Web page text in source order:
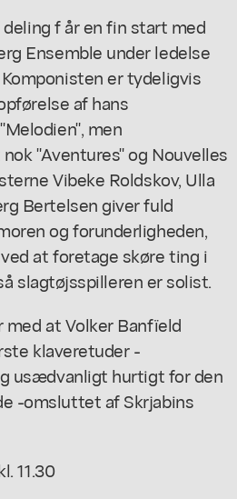
f år en fin start med
Ensemble under ledelse
er tydeligvis
af hans
men
"Aventures" og Nouvelles
Vibeke Roldskov, Ulla
Bertelsen giver fuld
og forunderligheden,
at foretage skøre ting i
slagtøjsspilleren er solist.
med at Volker Banfïeld
klaveretuder -
usædvanligt hurtigt for den
-omsluttet af Skrjabins
11.30